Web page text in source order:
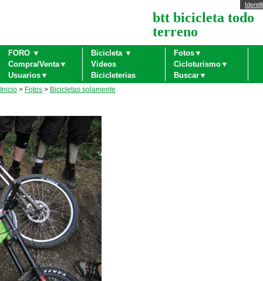
btt bicicleta todo
terreno
FORO ▼ Bicicleta ▼
Fotos▼
Compra/Venta▼
Videos
Cicloturismo▼
Usuarios▼
Bicicleterias Buscar▼
Inicio > Fotos > Bicicletas solamente